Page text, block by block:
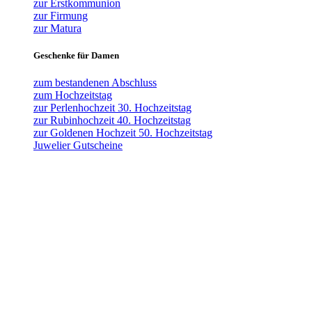
zur Erstkommunion
zur Firmung
zur Matura
Geschenke für Damen
zum bestandenen Abschluss
zum Hochzeitstag
zur Perlenhochzeit 30. Hochzeitstag
zur Rubinhochzeit 40. Hochzeitstag
zur Goldenen Hochzeit 50. Hochzeitstag
Juwelier Gutscheine